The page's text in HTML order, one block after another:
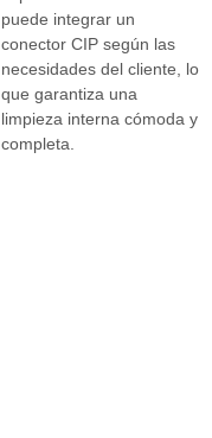
puede integrar un
conector CIP según las
necesidades del cliente, lo
que garantiza una
limpieza interna cómoda y
completa.